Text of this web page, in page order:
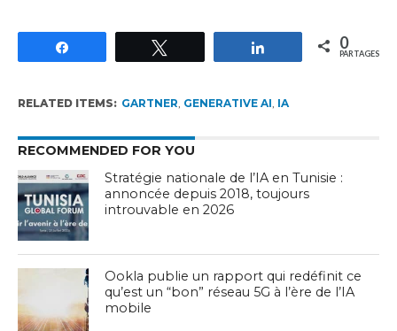
Partagez 0
PARTAGES
RELATED ITEMS: GARTNER, GENERATIVE AI, IA
RECOMMENDED FOR YOU
Stratégie nationale de l’IA en Tunisie :
annoncée depuis 2018, toujours
introuvable en 2026
Ookla publie un rapport qui redéfinit ce
qu’est un “bon” réseau 5G à l’ère de l’IA
mobile